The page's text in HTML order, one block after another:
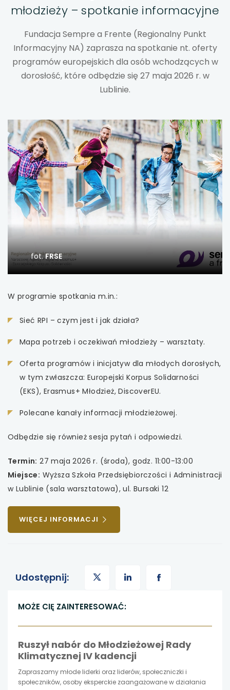
uwaga, link otwiera się w nowej karcie
uwaga, link otwiera się w nowej karcie
uwaga, link otwiera się w nowej karcie
uwaga, link otwiera się w nowej karcie
uwaga, link otwiera się w nowej karcie
uwaga, link otwiera się w nowej karcie
uwaga, link otwiera się w nowej karcie
uwaga, link otwiera się w nowej karcie
uwaga, link otwiera się w nowej karcie
uwaga, link otwiera się w nowej karcie
uwaga, link otwiera się w nowej karcie
uwaga, link otwiera się w nowej karcie
uwaga, link otwiera się w nowej karcie
uwaga, link otwiera się w nowej karcie
uwaga, link otwiera się w nowej karcie
uwaga, link otwiera się w nowej karcie
uwaga, link otwiera się w nowej karcie
młodzieży – spotkanie informacyjne
Fundacja Sempre a Frente (Regionalny Punkt
Informacyjny NA) zaprasza na spotkanie nt. oferty
programów europejskich dla osób wchodzących w
dorosłość, które odbędzie się 27 maja 2026 r. w
Lublinie.
fot.FRSE
W programie spotkania m.in.:
Sieć RPI – czym jest i jak działa?
Mapa potrzeb i oczekiwań młodzieży – warsztaty.
Oferta programów i inicjatyw dla młodych dorosłych,
w tym zwłaszcza: Europejski Korpus Solidarności
(EKS), Erasmus+ Młodzież, DiscoverEU.
Polecane kanały informacji młodzieżowej.
Odbędzie się również sesja pytań i odpowiedzi.
Termin: 27 maja 2026 r. (środa), godz. 11:00-13:00
Miejsce: Wyższa Szkoła Przedsiębiorczości i Administracji
w Lublinie (sala warsztatowa), ul. Bursaki 12
WIĘCEJ INFORMACJI UWAGA,
NOWEJ
Udostępnij: uwaga,
się
w
uwaga,
się
w
uwaga,
się
w
MOŻE CIĘ ZAINTERESOWAĆ:
Ruszył nabór do Młodzieżowej Rady
Klimatycznej IV kadencji
Zapraszamy młode liderki oraz liderów, społeczniczki i
społeczników, osoby eksperckie zaangażowane w działania